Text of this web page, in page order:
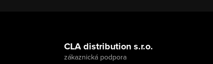
CLA distribution s.r.o.